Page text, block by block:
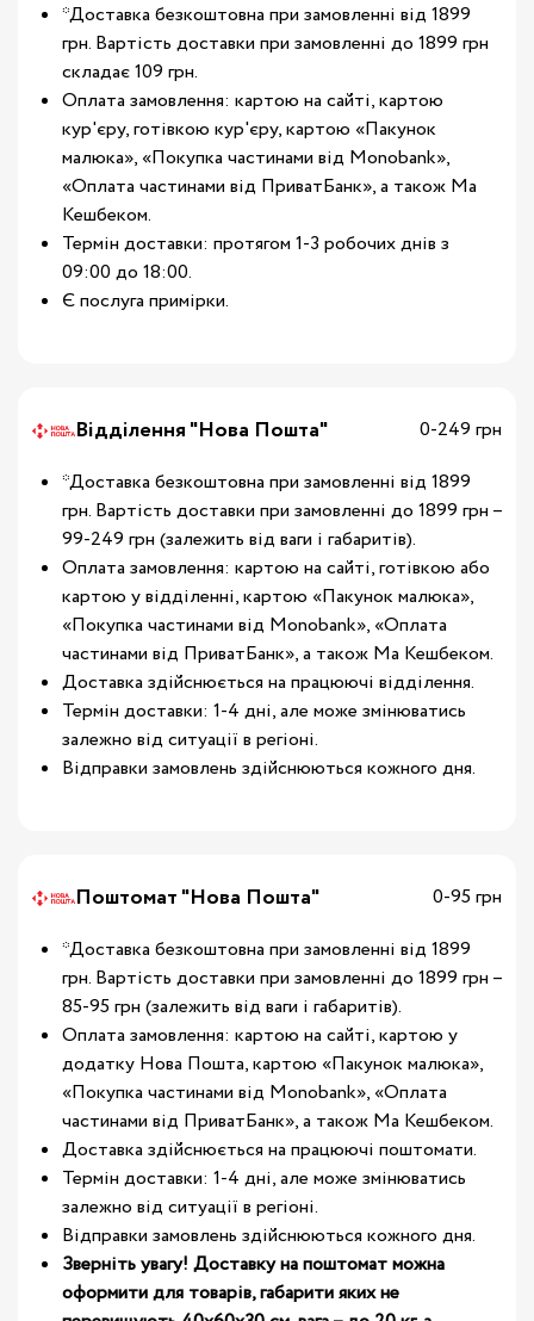
*Доставка безкоштовна при замовленні від 1899
грн. Вартість доставки при замовленні до 1899 грн
складає 109 грн.
Оплата замовлення: картою на сайті, картою
кур'єру, готівкою кур'єру, картою «Пакунок
малюка», «Покупка частинами від Monobank»,
«Оплата частинами від ПриватБанк», а також Ма
Кешбеком.
Термін доставки: протягом 1-3 робочих днів з
09:00 до 18:00.
Є послуга примірки.
Відділення "Нова Пошта"
0-249 грн
*Доставка безкоштовна при замовленні від 1899
грн. Вартість доставки при замовленні до 1899 грн –
99-249 грн (залежить від ваги і габаритів).
Оплата замовлення: картою на сайті, готівкою або
картою у відділенні, картою «Пакунок малюка»,
«Покупка частинами від Monobank», «Оплата
частинами від ПриватБанк», а також Ма Кешбеком.
Доставка здійснюється на працюючі відділення.
Термін доставки: 1-4 дні, але може змінюватись
залежно від ситуації в регіоні.
Відправки замовлень здійснюються кожного дня.
Поштомат "Нова Пошта"
0-95 грн
*Доставка безкоштовна при замовленні від 1899
грн. Вартість доставки при замовленні до 1899 грн –
85-95 грн (залежить від ваги і габаритів).
Оплата замовлення: картою на сайті, картою у
додатку Нова Пошта, картою «Пакунок малюка»,
«Покупка частинами від Monobank», «Оплата
частинами від ПриватБанк», а також Ма Кешбеком.
Доставка здійснюється на працюючі поштомати.
Термін доставки: 1-4 дні, але може змінюватись
залежно від ситуації в регіоні.
Відправки замовлень здійснюються кожного дня.
Зверніть увагу! Доставку на поштомат можна
оформити для товарів, габарити яких не